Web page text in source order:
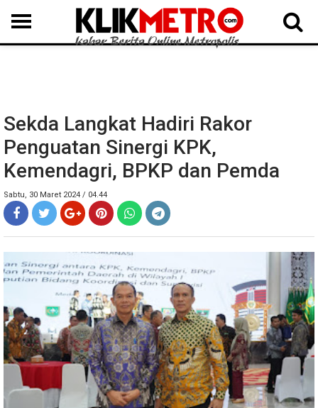
MEDAN LANGKAT DAIRI SAMOSIR TAPUT BATUBARA DELISERDANG
Sekda Langkat Hadiri Rakor
Penguatan Sinergi KPK,
Kemendagri, BPKP dan Pemda
Sabtu, 30 Maret 2024 / 04.44